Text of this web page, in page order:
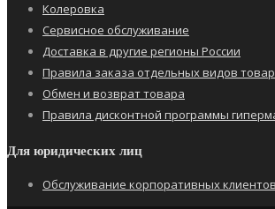
Колеровка
Сервисное обслуживание
Доставка в другие регионы России
Правила заказа отдельных видов
Обмен и возврат товара
Правила дисконтной программы
Для юридических лиц
Обслуживание корпоративных клиентов